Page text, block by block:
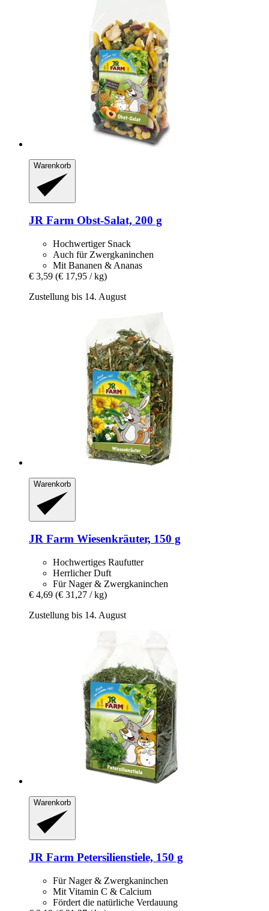
Warenkorb
JR Farm Obst-​Salat, 200 g
Hochwertiger Snack
Auch für Zwergkaninchen
Mit Bananen & Ananas
€ 3,59 (€ 17,95 / kg)
Zustellung bis 14. August
Warenkorb
JR Farm Wiesenkräuter, 150 g
Hochwertiges Raufutter
Herrlicher Duft
Für Nager & Zwergkaninchen
€ 4,69 (€ 31,27 / kg)
Zustellung bis 14. August
Warenkorb
JR Farm Petersilienstiele, 150 g
Für Nager & Zwergkaninchen
Mit Vitamin C & Calcium
Fördert die natürliche Verdauung